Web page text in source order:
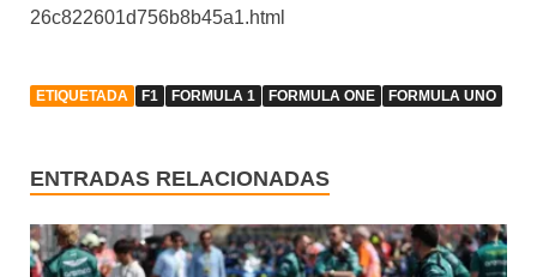
26c822601d756b8b45a1.html
ETIQUETADA F1 FORMULA 1 FORMULA ONE FORMULA UNO
ENTRADAS RELACIONADAS